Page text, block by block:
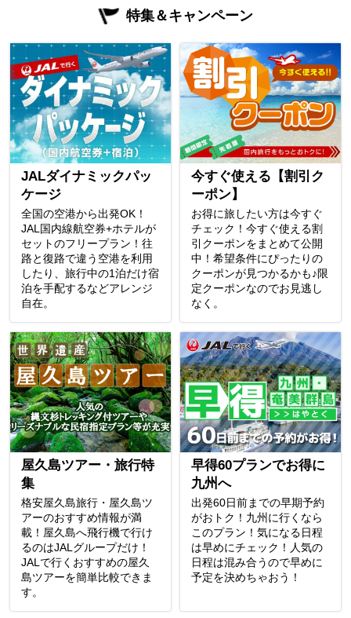
特集＆キャンペーン
JALダイナミックパッ
ケージ
全国の空港から出発OK！
JAL国内線航空券+ホテルが
セットのフリープラン！往
路と復路で違う空港を利用
したり、旅行中の1泊だけ宿
泊を手配するなどアレンジ
自在。
今すぐ使える【割引ク
ーポン】
お得に旅したい方は今すぐ
チェック！今すぐ使える割
引クーポンをまとめて公開
中！希望条件にぴったりの
クーポンが見つかるかも♪限
定クーポンなのでお見逃し
なく。
屋久島ツアー・旅行特
集
格安屋久島旅行・屋久島ツ
アーのおすすめ情報が満
載！屋久島へ飛行機で行け
るのはJALグループだけ！
JALで行くおすすめの屋久
島ツアーを簡単比較できま
す。
早得60プランでお得に
九州へ
出発60日前までの早期予約
がおトク！九州に行くなら
このプラン！気になる日程
は早めにチェック！人気の
日程は混み合うので早めに
予定を決めちゃおう！